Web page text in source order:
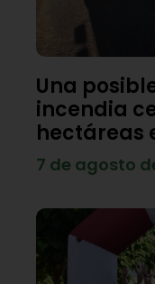
Una
incendia
hectáreas
7 de agosto